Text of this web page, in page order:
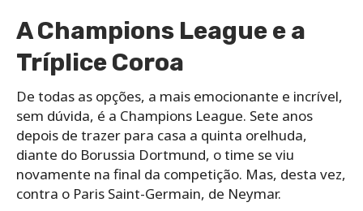
A Champions League e a
Tríplice Coroa
De todas as opções, a mais emocionante e incrível,
sem dúvida, é a Champions League. Sete anos
depois de trazer para casa a quinta orelhuda,
diante do Borussia Dortmund, o time se viu
novamente na final da competição. Mas, desta vez,
contra o Paris Saint-Germain, de Neymar.